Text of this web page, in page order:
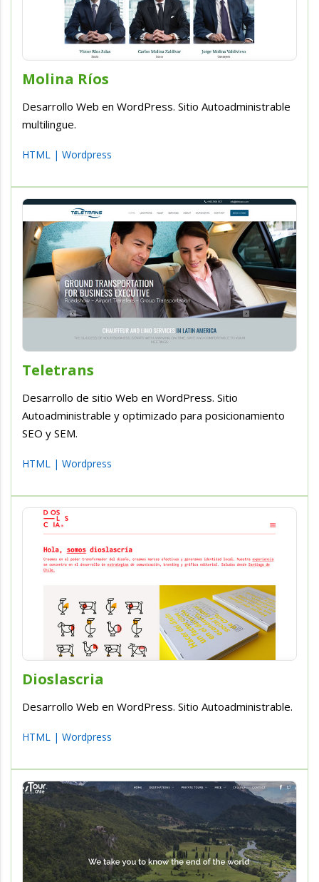
Molina Ríos
Desarrollo Web en WordPress. Sitio Autoadministrable
multilingue.
HTML | Wordpress
Teletrans
Desarrollo de sitio Web en WordPress. Sitio
Autoadministrable y optimizado para posicionamiento
SEO y SEM.
HTML | Wordpress
Dioslascria
Desarrollo Web en WordPress. Sitio Autoadministrable.
HTML | Wordpress